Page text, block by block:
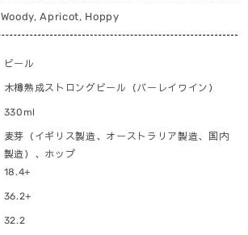
Woody, Apricot, Hoppy
ビール
木樽熟成ストロングビール（バーレイワイン）
330ml
麦芽（イギリス製造、オーストラリア製造、国内
製造）、ホップ
18.4+
36.2+
32.2